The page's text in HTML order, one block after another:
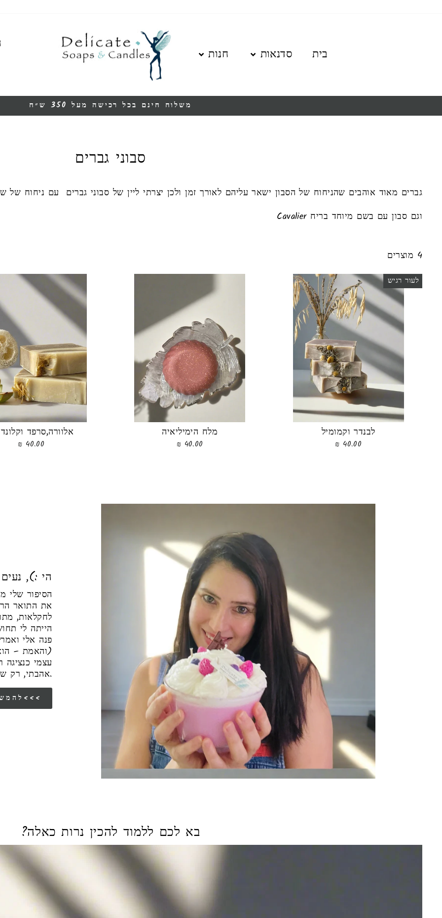
בית סדנאות חנות
עצור
משלוח חינם בכל רכישה מעל 350 ש״ח
סבוני גברים
גברים מאוד אוהבים שהניחוח של הסבון ישאר עליהם לאורך זמן ולכן יצרתי ליין של סבוני גברים עם ניחוח של
וגם סבון עם בשם מיוחד בריח Cavalier
4 מוצרים
לעור רגיש
לבנדר וקמומיל
40.00 ₪
מלח הימיליאיה
40.00 ₪
אלוורה,סרפד
40.00 ₪
הי :),
הסיפור שלי
את התואר
לחקלאות,
הייתה לי
פנה אלי
(והאמת –
עצמי
אהבתי, רק שפחות אהבתי את הסבל שראיתי סביבי.
להמשך הסיפור שלי<<<
בא לכם ללמוד להכין נרות כאלה?